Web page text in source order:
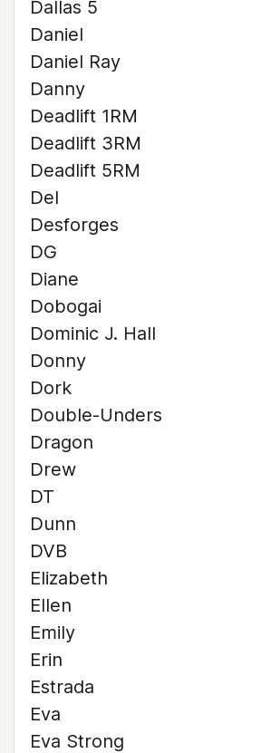
Dallas 5
Daniel
Daniel Ray
Danny
Deadlift 1RM
Deadlift 3RM
Deadlift 5RM
Del
Desforges
DG
Diane
Dobogai
Dominic J. Hall
Donny
Dork
Double-Unders
Dragon
Drew
DT
Dunn
DVB
Elizabeth
Ellen
Emily
Erin
Estrada
Eva
Eva Strong